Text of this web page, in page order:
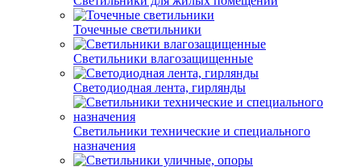
Точечные светильники
Светильники влагозащищенные
Светодиодная лента, гирлянды
Светильники технические и специального
назначения